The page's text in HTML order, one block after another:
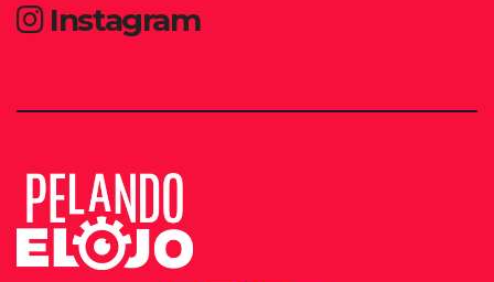
Instagram